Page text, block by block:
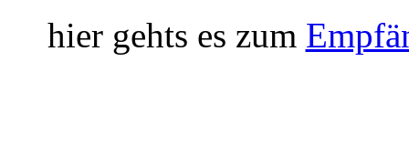
hier gehts es zum